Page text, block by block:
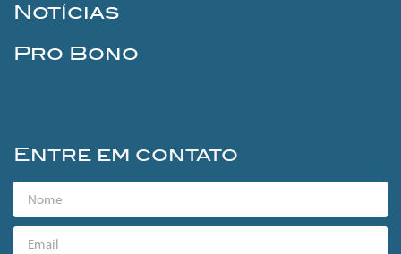
Notícias
Pro Bono
Entre em contato